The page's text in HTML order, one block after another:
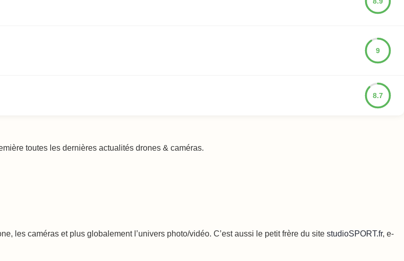
9
8.7
toutes les dernières actualités drones & caméras.
les caméras et plus globalement l’univers photo/vidéo. C’est aussi le petit frère du site studioSPORT.fr, e-